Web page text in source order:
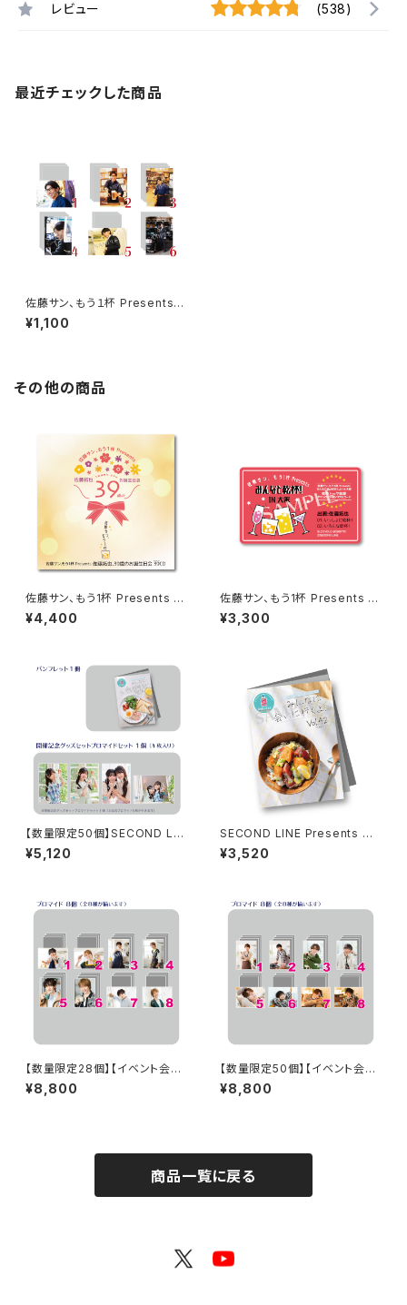
レビュー (538)
最近チェックした商品
佐藤サン、もう１杯 Presents
佐藤サン、もう1杯 公開録音イべ
ント 2025.12.21 ブロマイド
¥1,100
その他の商品
佐藤サン、もう1杯 Presents 佐
藤拓也、39歳のお誕生日会 39
（Thank you）CD
¥4,400
佐藤サン、もう1杯 Presents み
んなに会いに行くよ！IN 大阪 乾
杯トーク音源「みんなと乾杯! IN
¥3,300
【数量限定50個】SECOND LIN
E Presents みんなに会いに行
くよ! 第46回 in 静岡 開催記念
¥5,120
SECOND LINE Presents み
んなに会いに行くよ! 第42回 in
静岡 パンフレット
¥3,520
【数量限定28個】【イベント会場
特典付き】SECOND LINE Pre
sents みんなに会いに行くよ!
¥8,800
【数量限定50個】【イベント会場
特典付き】SECOND LINE Pre
sents みんなに会いに行くよ!
¥8,800
商品一覧に戻る